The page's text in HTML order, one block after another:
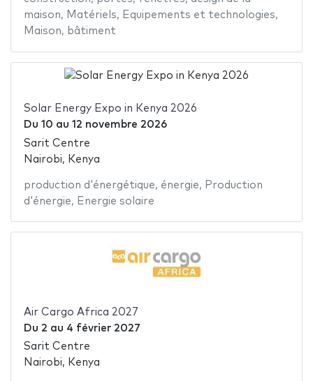
maison, Matériels, Equipements et technologies,
Maison, bâtiment
Solar Energy Expo in Kenya 2026
Du 10 au 12 novembre 2026
Sarit Centre
Nairobi, Kenya
production d'énergétique, énergie, Production
d'énergie, Energie solaire
Air Cargo Africa 2027
Du 2 au 4 février 2027
Sarit Centre
Nairobi, Kenya